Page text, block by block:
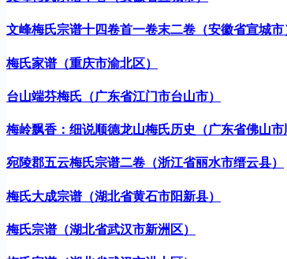
文峰梅氏宗谱十四卷首一卷末二卷（安徽省宣城市
梅氏家谱（重庆市渝北区）
台山端芬梅氏（广东省江门市台山市）
梅岭飘香：细说顺德龙山梅氏历史（广东省佛山市
宛陵郡五云梅氏宗谱二卷（浙江省丽水市缙云县）
梅氏大成宗谱（湖北省黄石市阳新县）
梅氏宗谱（湖北省武汉市新洲区）